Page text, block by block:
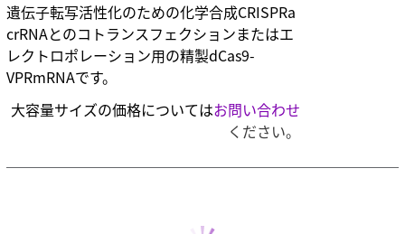
遺伝子転写活性化のための化学合成CRISPRa
crRNAとのコトランスフェクションまたはエ
レクトロポレーション用の精製dCas9-
VPRmRNAです。
大容量サイズの価格についてはお問い合わせ
ください。